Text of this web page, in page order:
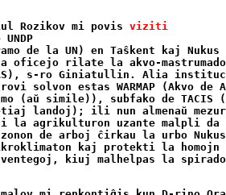
Rozikov mi povis viziti
UNDP
de la UN) en Taŝkent kaj
oficejo rilate la akvo-
s-ro Giniatullin. Alia
solvon estas WARMAP (Akvo de
(aŭ simile)), subfako de TACIS
landoj); ili nun almenaŭ
la agrikulturon uzante malpli da
zonon de arboj ĉirkau la urbo
kaj protekti la homojn
kiuj malhelpas la